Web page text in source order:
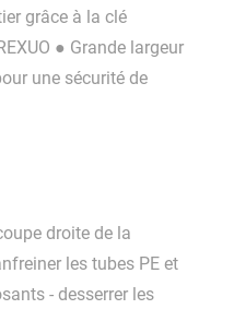
grâce à la clé
● Grande largeur
une sécurité de
droite de la
les tubes PE et
- desserrer les